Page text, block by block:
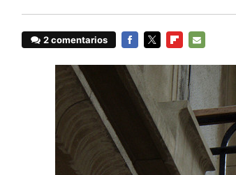
2 comentarios
MAIL